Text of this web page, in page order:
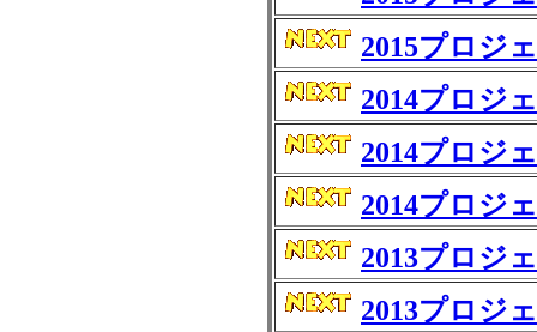
2015プロ
2014プロジ
2014プロジ
2014プロ
2013プロジ
2013プロジ